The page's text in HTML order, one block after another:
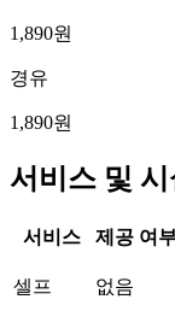
1,890원
경유
1,890원
서비스 및
서비스 제공 여
셀프 없음